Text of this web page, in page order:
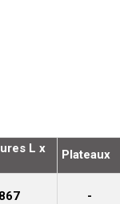
L x
Plateaux
-